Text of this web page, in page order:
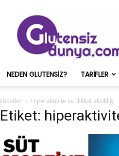
ve
Onun
Sağlık
Deneyimleri
NEDEN GLUTENSIZ? TARIFLER
Etiketler Hiperaktivite ve dikkat eksikliği
Etiket: